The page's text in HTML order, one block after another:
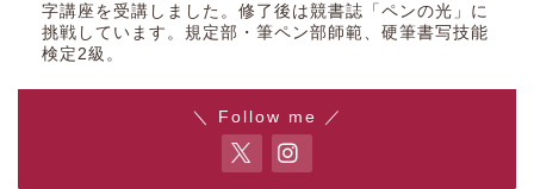
字講座を受講しました。修了後は競書誌「ペンの光」に
挑戦しています。規定部・筆ペン部師範、硬筆書写技能
検定2級。
＼ Follow me ／